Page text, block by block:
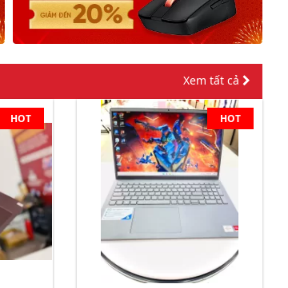
Xem tất cả
HOT HOT